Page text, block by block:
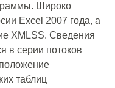
Широко
Excel 2007 года, а
XMLSS. Сведения
в серии потоков
таблиц